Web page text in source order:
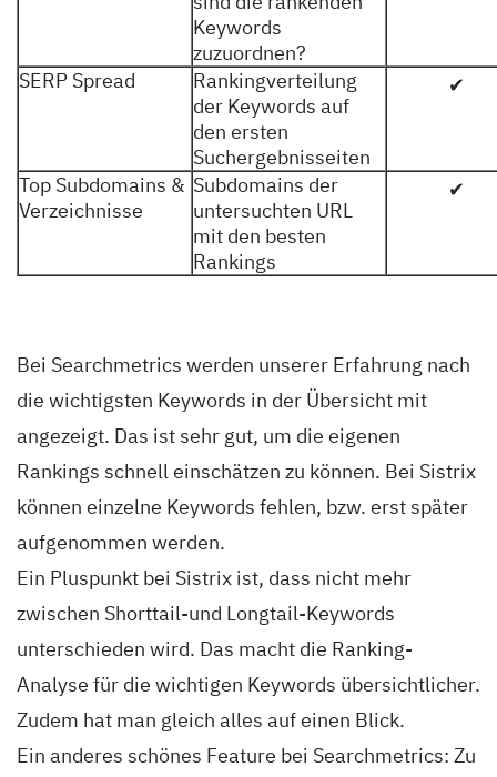
Keywords
zuzuordnen?
SERP Spread
Rankingverteilung
der Keywords auf
den ersten
Suchergebnisseiten
✔
Top Subdomains &
Verzeichnisse
Subdomains der
untersuchten URL
mit den besten
Rankings
✔
Bei Searchmetrics werden unserer Erfahrung nach
die wichtigsten Keywords in der Übersicht mit
angezeigt. Das ist sehr gut, um die eigenen
Rankings schnell einschätzen zu können. Bei Sistrix
können einzelne Keywords fehlen, bzw. erst später
aufgenommen werden.
Ein Pluspunkt bei Sistrix ist, dass nicht mehr
zwischen Shorttail-und Longtail-Keywords
unterschieden wird. Das macht die Ranking-
Analyse für die wichtigen Keywords übersichtlicher.
Zudem hat man gleich alles auf einen Blick.
Ein anderes schönes Feature bei Searchmetrics: Zu